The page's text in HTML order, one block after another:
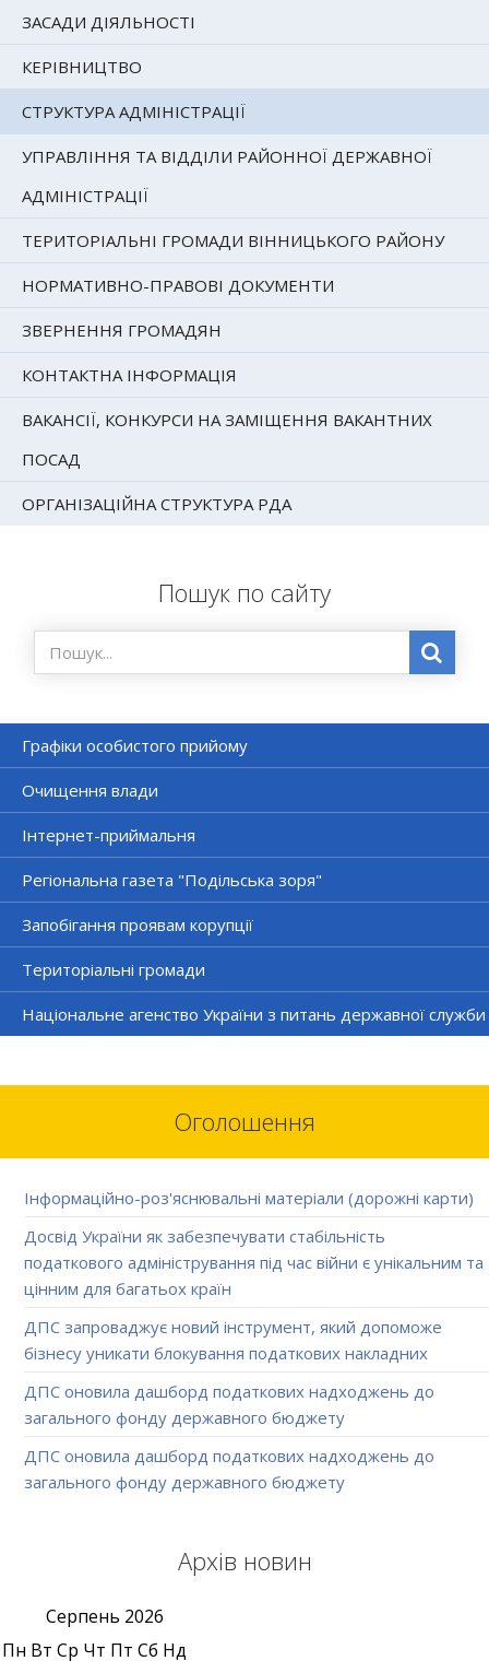
ЗАСАДИ ДІЯЛЬНОСТІ
КЕРІВНИЦТВО
СТРУКТУРА АДМІНІСТРАЦІЇ
УПРАВЛІННЯ ТА ВІДДІЛИ РАЙОННОЇ ДЕРЖАВНОЇ
АДМІНІСТРАЦІЇ
ТЕРИТОРІАЛЬНІ ГРОМАДИ ВІННИЦЬКОГО РАЙОНУ
НОРМАТИВНО-ПРАВОВІ ДОКУМЕНТИ
ЗВЕРНЕННЯ ГРОМАДЯН
КОНТАКТНА ІНФОРМАЦІЯ
ВАКАНСІЇ, КОНКУРСИ НА ЗАМІЩЕННЯ ВАКАНТНИХ
ПОСАД
ОРГАНІЗАЦІЙНА СТРУКТУРА РДА
Пошук по сайту
Графіки особистого прийому
Очищення влади
Інтернет-приймальня
Регіональна газета "Подільська зоря"
Запобігання проявам корупції
Територіальні громади
Національне агенство України з питань державної служби
Оголошення
Інформаційно-роз'яснювальні матеріали (дорожні карти)
Досвід України як забезпечувати стабільність
податкового адміністрування під час війни є унікальним та
цінним для багатьох країн
ДПС запроваджує новий інструмент, який допоможе
бізнесу уникати блокування податкових накладних
ДПС оновила дашборд податкових надходжень до
загального фонду державного бюджету
ДПС оновила дашборд податкових надходжень до
загального фонду державного бюджету
Архів новин
Серпень 2026
Пн Вт Ср Чт Пт Сб Нд